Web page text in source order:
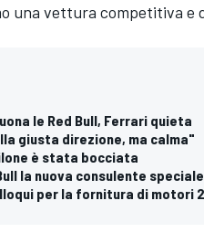
una vettura competitiva e
le Red Bull, Ferrari quieta
giusta direzione, ma calma"
è stata bocciata
la nuova consulente speciale
per la fornitura di motori